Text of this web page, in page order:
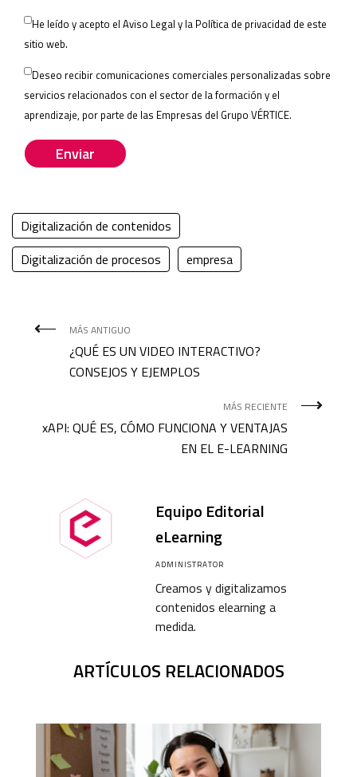
Please
field
empty.
He leído y acepto el Aviso Legal y la Política de privacidad de este
sitio web.
Deseo recibir comunicaciones comerciales personalizadas sobre
servicios relacionados con el sector de la formación y el
aprendizaje, por parte de las Empresas del Grupo VÉRTICE.
Digitalización de contenidos
Digitalización de procesos
empresa
MÁS ANTIGUO
¿QUÉ ES UN VIDEO INTERACTIVO?
CONSEJOS Y EJEMPLOS
MÁS RECIENTE
xAPI: QUÉ ES, CÓMO FUNCIONA Y VENTAJAS
EN EL E-LEARNING
Equipo Editorial
eLearning
ADMINISTRATOR
Creamos y digitalizamos
contenidos elearning a
medida.
ARTÍCULOS RELACIONADOS